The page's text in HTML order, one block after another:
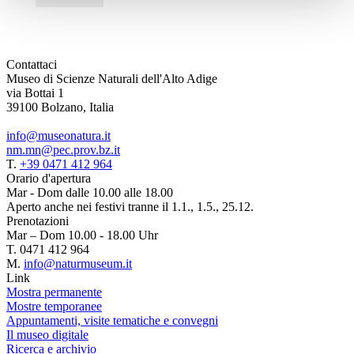
Contattaci
Museo di Scienze Naturali dell'Alto Adige
via Bottai 1
39100 Bolzano, Italia
info@museonatura.it
nm.mn@pec.prov.bz.it
T. +39 0471 412 964
Orario d'apertura
Mar - Dom dalle 10.00 alle 18.00
Aperto anche nei festivi tranne il 1.1., 1.5., 25.12.
Prenotazioni
Mar – Dom 10.00 - 18.00 Uhr
T. 0471 412 964
M. info@naturmuseum.it
Link
Mostra permanente
Mostre temporanee
Appuntamenti, visite tematiche e convegni
Il museo digitale
Ricerca e archivio